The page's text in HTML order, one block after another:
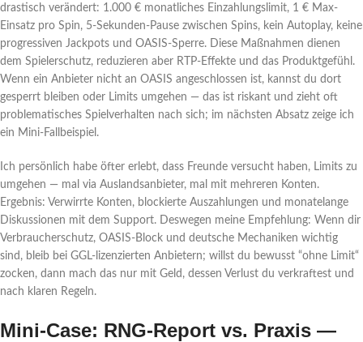
drastisch verändert: 1.000 € monatliches Einzahlungslimit, 1 € Max-
Einsatz pro Spin, 5-Sekunden-Pause zwischen Spins, kein Autoplay, keine
progressiven Jackpots und OASIS-Sperre. Diese Maßnahmen dienen
dem Spielerschutz, reduzieren aber RTP-Effekte und das Produktgefühl.
Wenn ein Anbieter nicht an OASIS angeschlossen ist, kannst du dort
gesperrt bleiben oder Limits umgehen — das ist riskant und zieht oft
problematisches Spielverhalten nach sich; im nächsten Absatz zeige ich
ein Mini-Fallbeispiel.
Ich persönlich habe öfter erlebt, dass Freunde versucht haben, Limits zu
umgehen — mal via Auslandsanbieter, mal mit mehreren Konten.
Ergebnis: Verwirrte Konten, blockierte Auszahlungen und monatelange
Diskussionen mit dem Support. Deswegen meine Empfehlung: Wenn dir
Verbraucherschutz, OASIS-Block und deutsche Mechaniken wichtig
sind, bleib bei GGL-lizenzierten Anbietern; willst du bewusst “ohne Limit“
zocken, dann mach das nur mit Geld, dessen Verlust du verkraftest und
nach klaren Regeln.
Mini-Case: RNG-Report vs. Praxis —